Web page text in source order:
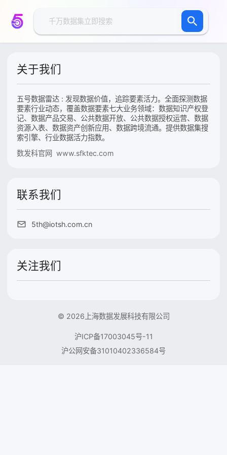
关于我们
五号数据雷达 : 发现数据价值，追踪要素活力。全面探测数据
要素行业动态，覆盖数据要素七大业务领域：数据知识产权登
记、数据产品交易、公共数据开放、公共数据授权运营、数据
资源入表、数据资产创新应用、数据跨境流通。提供数据集搜
索引擎、行业数据活力指数。
数发科官网 www.sfktec.com
联系我们
5th@iotsh.com.cn
关注我们
© 2026上海数据发展科技有限公司
沪ICP备17003045号-11
沪公网安备31010402336584号